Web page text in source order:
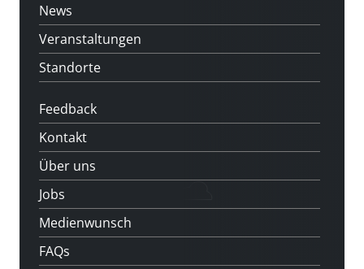
News
Veranstaltungen
Standorte
Feedback
Kontakt
Über uns
Jobs
Medienwunsch
FAQs